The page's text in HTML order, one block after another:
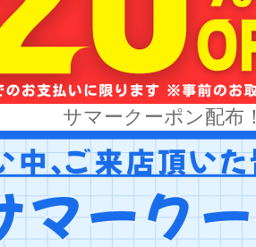
サマークーポン配布！